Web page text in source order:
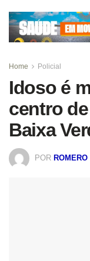
Home Policial
Idoso é
centro
Baixa
POR